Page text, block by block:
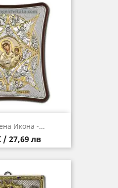
Икона -...
/ 27,69 лв